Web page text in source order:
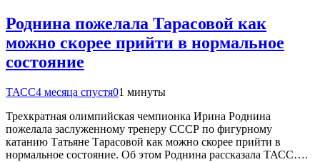
Роднина пожелала Тарасовой как
можно скорее прийти в нормальное
состояние
ТАСС4 месяца спустя01 минуты
Трехкратная олимпийская чемпионка Ирина Роднина
пожелала заслуженному тренеру СССР по фигурному
катанию Татьяне Тарасовой как можно скорее прийти в
нормальное состояние. Об этом Роднина рассказала ТАСС….